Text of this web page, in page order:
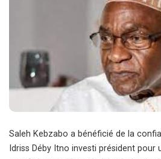
Saleh Kebzabo a bénéficié de la
Idriss Déby Itno investi président pour